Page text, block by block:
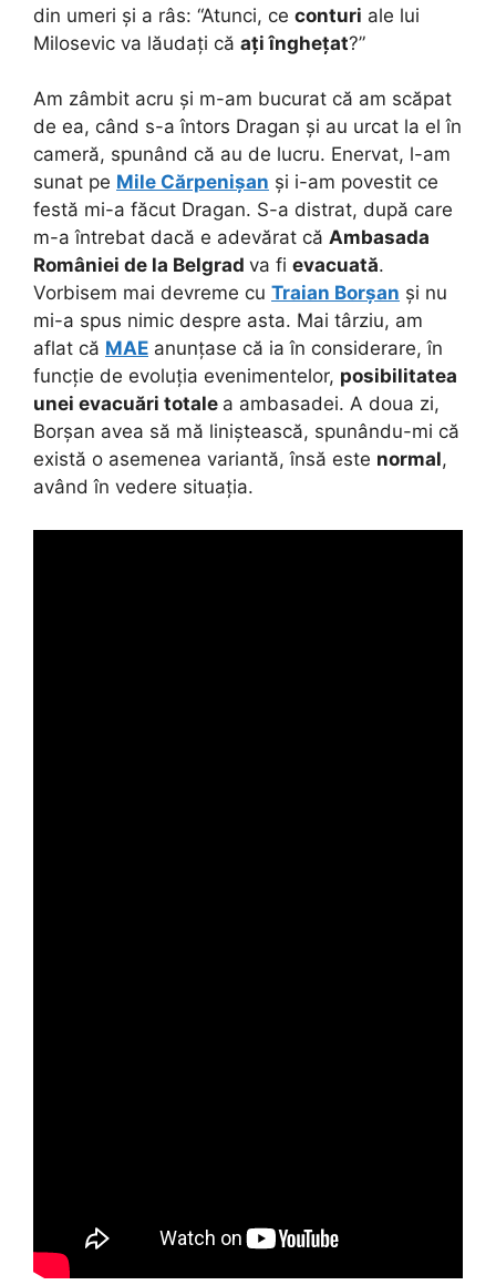
din umeri și a râs: “Atunci, ce conturi ale lui
Milosevic va lăudați că ați înghețat?”
Am zâmbit acru și m-am bucurat că am scăpat
de ea, când s-a întors Dragan și au urcat la el în
cameră, spunând că au de lucru. Enervat, l-am
sunat pe Mile Cărpenișan și i-am povestit ce
festă mi-a făcut Dragan. S-a distrat, după care
m-a întrebat dacă e adevărat că Ambasada
României de la Belgrad va fi evacuată.
Vorbisem mai devreme cu Traian Borșan și nu
mi-a spus nimic despre asta. Mai târziu, am
aflat că MAE anunțase că ia în considerare, în
funcție de evoluția evenimentelor, posibilitatea
unei evacuări totale a ambasadei. A doua zi,
Borșan avea să mă liniștească, spunându-mi că
există o asemenea variantă, însă este normal,
având în vedere situația.